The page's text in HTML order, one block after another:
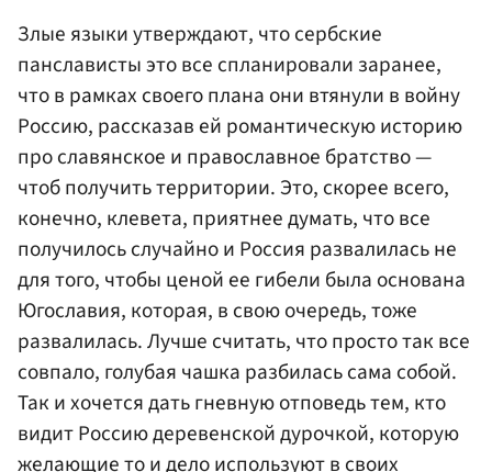
Злые языки утверждают, что сербские
панслависты это все спланировали заранее,
что в рамках своего плана они втянули в войну
Россию, рассказав ей романтическую историю
про славянское и православное братство —
чтоб получить территории. Это, скорее всего,
конечно, клевета, приятнее думать, что все
получилось случайно и Россия развалилась не
для того, чтобы ценой ее гибели была основана
Югославия, которая, в свою очередь, тоже
развалилась. Лучше считать, что просто так все
совпало, голубая чашка разбилась сама собой.
Так и хочется дать гневную отповедь тем, кто
видит Россию деревенской дурочкой, которую
желающие то и дело используют в своих